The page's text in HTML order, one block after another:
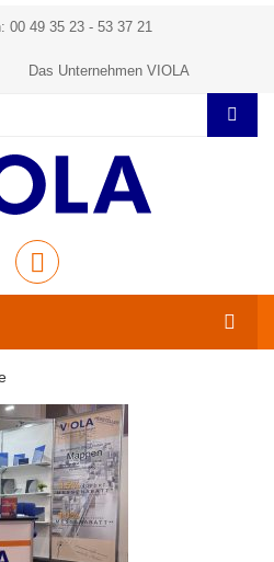
00 49 35 23 - 53 37 21
Das Unternehmen VIOLA